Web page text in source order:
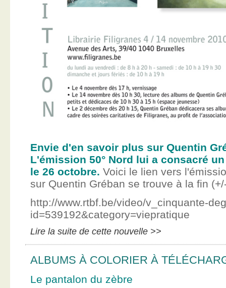
Envie d'en savoir plus sur Quentin
L'émission 50° Nord lui a consacré
le 26 octobre. Voici le lien vers
sur Quentin Gréban se trouve à la fin
http://www.rtbf.be/video/v_cinquante-
id=539192&category=viepratique
Lire la suite de cette nouvelle >>
ALBUMS À COLORIER À
Le pantalon du zèbre